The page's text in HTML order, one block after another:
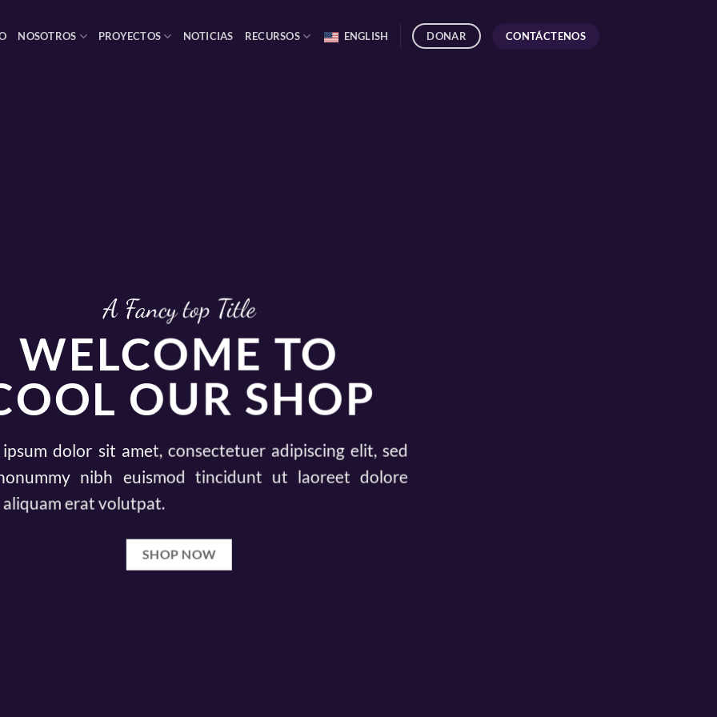
NOSOTROS PROYECTOS NOTICIAS RECURSOS ENGLISH DONAR CONTÁCTENOS
A Fancy top Title
WELCOME TO
OUR SHOP
dolor sit amet, consectetuer adipiscing elit, sed
nibh euismod tincidunt ut laoreet dolore
aliquam erat volutpat.
SHOP NOW